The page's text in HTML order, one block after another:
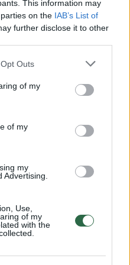
This information may
on the IAB’s List of
further disclose it to other
Outs
of my
of my
my
Advertising.
Use,
of my
with the
00:00:30
r.: dviejų moterų ir
temperatūra kils iki
00:00:59
Vakarinis aplinkkelis: